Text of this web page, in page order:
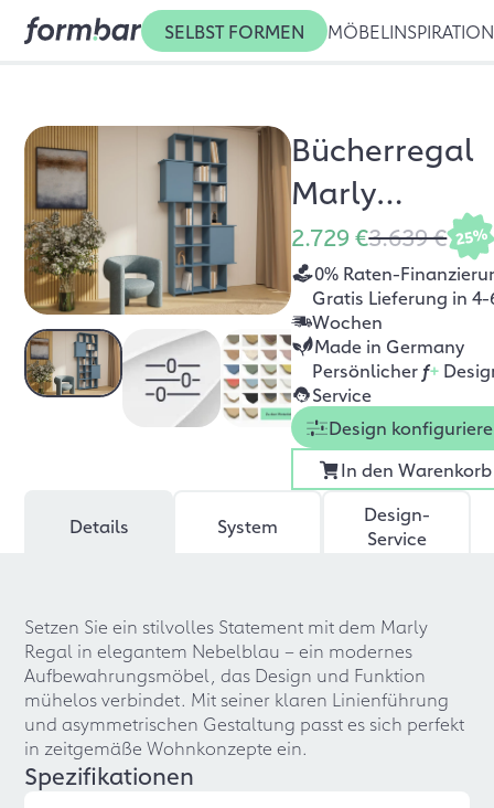
SELBST FORMEN MÖBEL INSPIRATION
Bücherregal
Marly
Nebelblau
2.729 €3.639 € 25%
0% Raten-
Gratis Lieferung in 4-
Wochen
Made in Germany
Persönlicher f+
Service
Design
In den Warenkorb
Details System
Design-
Service
Setzen Sie ein stilvolles Statement mit dem Marly
Regal in elegantem Nebelblau – ein modernes
Aufbewahrungsmöbel, das Design und Funktion
mühelos verbindet. Mit seiner klaren Linienführung
und asymmetrischen Gestaltung passt es sich perfekt
in zeitgemäße Wohnkonzepte ein.
Spezifikationen